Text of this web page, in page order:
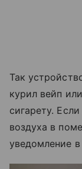
Так
курил вейп
сигарету.
воздуха в
уведомление в